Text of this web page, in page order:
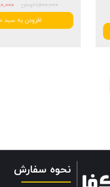
۱,۵۰۰,۰۰۰ تومان
افزودن به سبد
نحوه سفارش